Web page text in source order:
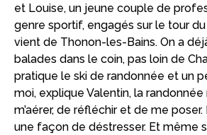
et Louise, un jeune couple de
genre sportif, engagés sur le tour
vient de Thonon-les-Bains. On a
balades dans le coin, pas loin de
pratique le ski de randonnée et un
moi, explique Valentin, la
m’aérer, de réfléchir et de me poser.
une façon de déstresser. Et même